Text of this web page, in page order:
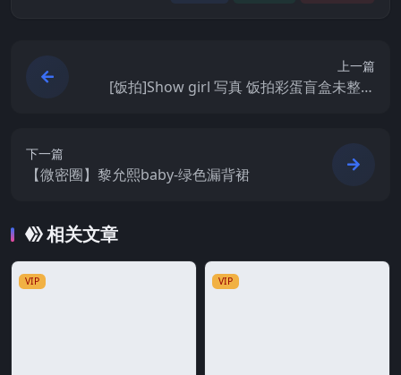
上一篇
[饭拍]Show girl 写真 饭拍彩蛋盲盒未整理
下一篇
【微密圈】黎允熙baby-绿色漏背裙
相关文章
VIP VIP